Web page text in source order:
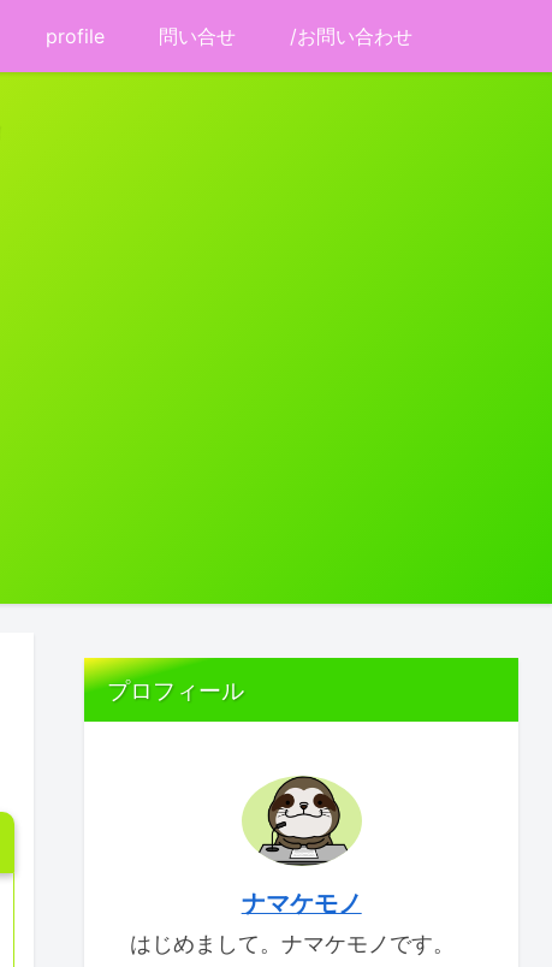
profile 問い合せ /お問い合わせ
プロフィール
ナマケモノ
はじめまして。ナマケモノです。